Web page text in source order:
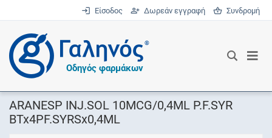
Είσοδος Δωρεάν εγγραφή Συνδρομή
®
Οδηγός φαρμάκων
ARANESP INJ.SOL 10MCG/0,4ML P.F.SYR
BTx4PF.SYRSx0,4ML